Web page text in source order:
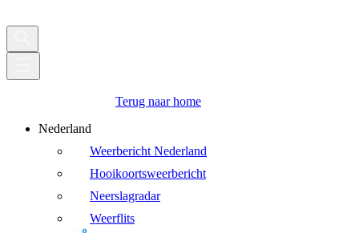
Terug naar home
Nederland
Weerbericht Nederland
Hooikoortsweerbericht
Neerslagradar
Weerflits